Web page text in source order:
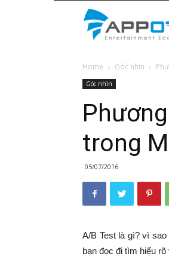
Home Góc nhìn
Góc nhìn
trong
05/07/2016
A/B Test là gì? vì
bạn đọc đi tìm hiểu